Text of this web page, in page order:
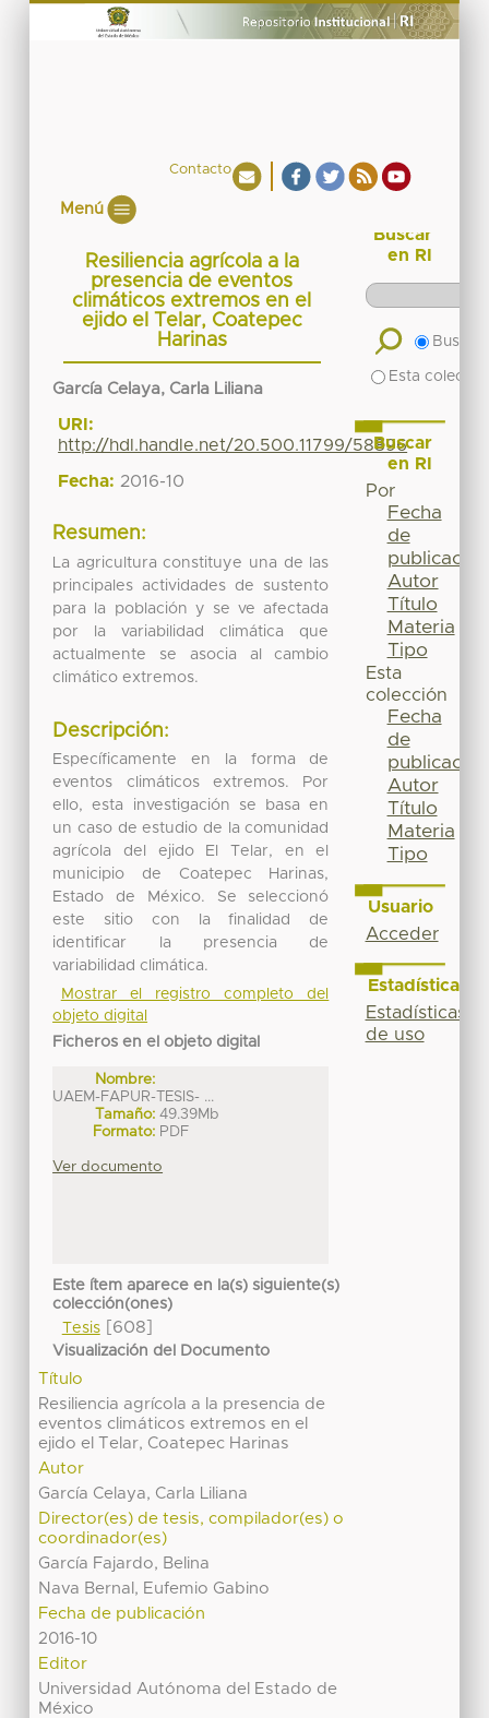
Contacto
Menú
Resiliencia agrícola a la
presencia de eventos
climáticos extremos en el
ejido el Telar, Coatepec
Harinas
García Celaya, Carla Liliana
URI:
http://hdl.handle.net/20.500.11799/58896
Fecha: 2016-10
Resumen:
La agricultura constituye una de las
principales actividades de sustento
para la población y se ve afectada
por la variabilidad climática que
actualmente se asocia al cambio
climático extremos.
Descripción:
Específicamente en la forma de
eventos climáticos extremos. Por
ello, esta investigación se basa en
un caso de estudio de la comunidad
agrícola del ejido El Telar, en el
municipio de Coatepec Harinas,
Estado de México. Se seleccionó
este sitio con la finalidad de
identificar la presencia de
variabilidad climática.
Mostrar el registro completo del
objeto digital
Ficheros en el objeto digital
Nombre:
UAEM-FAPUR-TESIS- ...
Tamaño: 49.39Mb
Formato: PDF
Ver documento
Este ítem aparece en la(s) siguiente(s)
colección(ones)
Tesis[608]
Visualización del Documento
Título
Resiliencia agrícola a la presencia de
eventos climáticos extremos en el
ejido el Telar, Coatepec Harinas
Autor
García Celaya, Carla Liliana
Director(es) de tesis, compilador(es) o
coordinador(es)
García Fajardo, Belina
Nava Bernal, Eufemio Gabino
Fecha de publicación
2016-10
Editor
Universidad Autónoma del Estado de
México
Buscar
en RI
Buscar
Esta
Buscar
en RI
Por
Fecha
de
publicación
Autor
Título
Materia
Tipo
Esta
colección
Fecha
de
publicación
Autor
Título
Materia
Tipo
Usuario
Acceder
Estadísticas
Estadísticas
de uso